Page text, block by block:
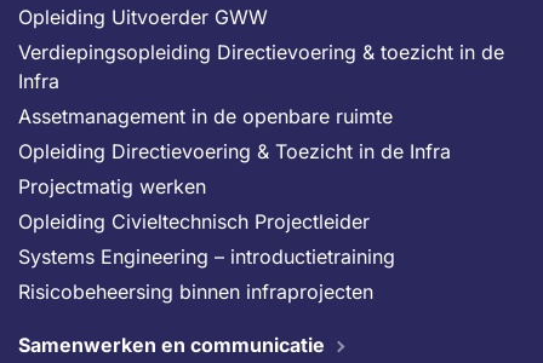
Opleiding Uitvoerder GWW
Verdiepingsopleiding Directievoering & toezicht in de
Infra
Assetmanagement in de openbare ruimte
Opleiding Directievoering & Toezicht in de Infra
Projectmatig werken
Opleiding Civieltechnisch Projectleider
Systems Engineering – introductietraining
Risicobeheersing binnen infraprojecten
Samenwerken en communicatie